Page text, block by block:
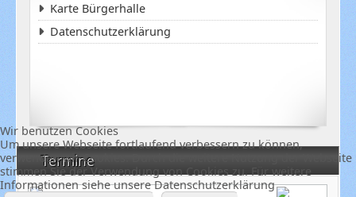
Termine
Karte Bürgerhalle
Datenschutzerklärung
Wir benutzen Cookies
Um unsere Webseite fortlaufend verbessern zu können,
verwenden wir Cookies. Durch die weitere Nutzung der Webseite
stimmen Sie der Verwendung von Cookies zu. Für weitere
Informationen siehe unsere Datenschutzerklärung